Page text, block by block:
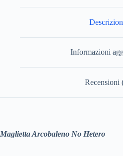
Informazioni
Recensioni
Maglietta Arcobaleno No Hetero